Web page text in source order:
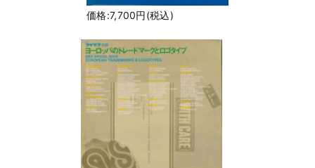
価格:7,700円(税込)